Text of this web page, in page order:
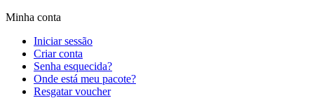
Minha conta
Iniciar sessão
Criar conta
Senha esquecida?
Onde está meu pacote?
Resgatar voucher